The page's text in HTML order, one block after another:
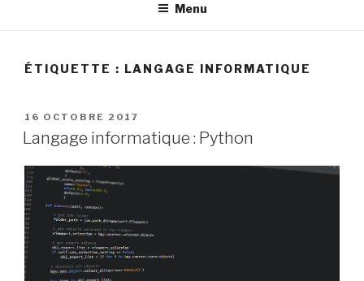
Menu
ÉTIQUETTE : LANGAGE INFORMATIQUE
PUBLIÉ
LE
16 OCTOBRE 2017
Langage informatique : Python